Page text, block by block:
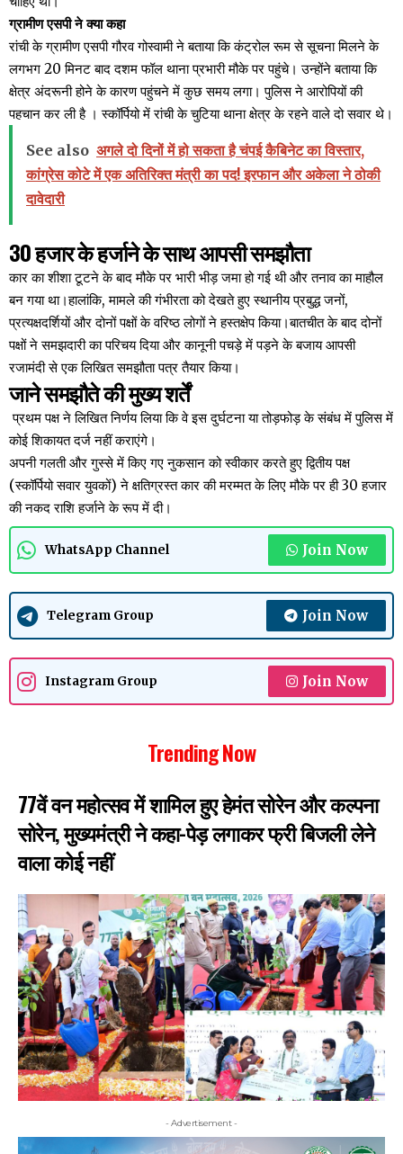
ग्रामीण एसपी ने क्या कहा
रांची के ग्रामीण एसपी गौरव गोस्वामी ने बताया कि कंट्रोल रूम से सूचना मिलने के
लगभग 20 मिनट बाद दशम फॉल थाना प्रभारी मौके पर पहुंचे। उन्होंने बताया कि
क्षेत्र अंदरूनी होने के कारण पहुंचने में कुछ समय लगा। पुलिस ने आरोपियों की
पहचान कर ली है । स्कॉर्पियो में रांची के चुटिया थाना क्षेत्र के रहने वाले दो सवार थे।
See also अगले दो दिनों में हो सकता है चंपई कैबिनेट का विस्तार,
कांग्रेस कोटे में एक अतिरिक्त मंत्री का पद! इरफान और अकेला ने ठोकी
दावेदारी
30 हजार के हर्जाने के साथ आपसी समझौता
कार का शीशा टूटने के बाद मौके पर भारी भीड़ जमा हो गई थी और तनाव का माहौल
बन गया था।हालांकि, मामले की गंभीरता को देखते हुए स्थानीय प्रबुद्ध जनों,
प्रत्यक्षदर्शियों और दोनों पक्षों के वरिष्ठ लोगों ने हस्तक्षेप किया।बातचीत के बाद दोनों
पक्षों ने समझदारी का परिचय दिया और कानूनी पचड़े में पड़ने के बजाय आपसी
रजामंदी से एक लिखित समझौता पत्र तैयार किया।
जाने समझौते की मुख्य शर्तें
प्रथम पक्ष ने लिखित निर्णय लिया कि वे इस दुर्घटना या तोड़फोड़ के संबंध में पुलिस में
कोई शिकायत दर्ज नहीं कराएंगे।
अपनी गलती और गुस्से में किए गए नुकसान को स्वीकार करते हुए द्वितीय पक्ष
(स्कॉर्पियो सवार युवकों) ने क्षतिग्रस्त कार की मरम्मत के लिए मौके पर ही 30 हजार
की नकद राशि हर्जाने के रूप में दी।
WhatsApp Channel Join Now
Telegram Group Join Now
Instagram Group Join Now
Trending Now
77वें वन महोत्सव में शामिल हुए हेमंत सोरेन और कल्पना
सोरेन, मुख्यमंत्री ने कहा-पेड़ लगाकर फ्री बिजली लेने
वाला कोई नहीं
- Advertisement -